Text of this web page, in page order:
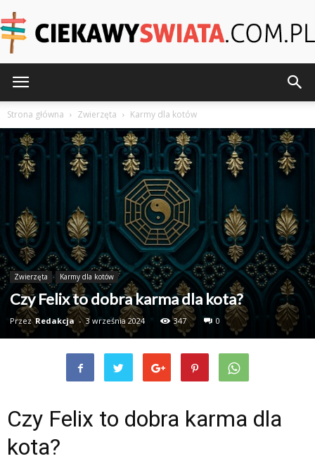
Strona główna Zwierzęta Karmy dla kotów
Zwierzęta Karmy dla kotów
Czy Felix to dobra karma dla kota?
Przez Redakcja - 3 września 2024 347 0
Czy Felix to dobra karma dla
kota?